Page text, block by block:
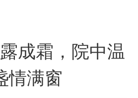
成霜，院中温
情满窗